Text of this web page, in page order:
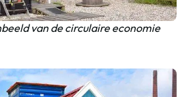
van de circulaire economie